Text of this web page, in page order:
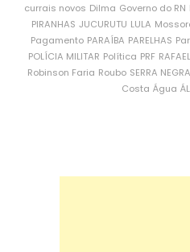
currais novos Dilma Governo do RN
PIRANHAS JUCURUTU LULA
Pagamento PARAÍBA PARELHAS
POLÍCIA MILITAR Política PRF
Robinson Faria Roubo SERRA
Costa Água